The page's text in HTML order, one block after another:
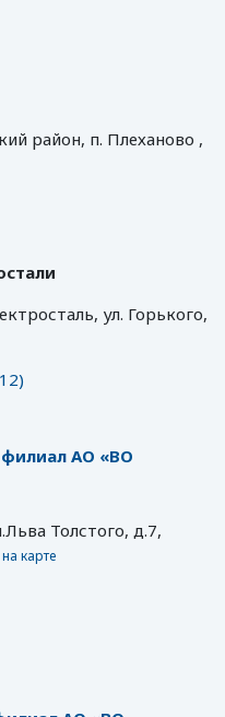
район, п. Плеханово ,
ул. Горького,
АО «ВО
Толстого, д.7,
карте